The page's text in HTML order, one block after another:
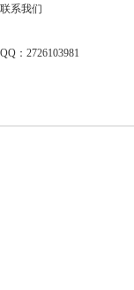
联系我们
QQ：2726103981